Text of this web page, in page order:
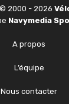
2000 - 2026
Navymedia
A propos
L’équipe
Nous contacter